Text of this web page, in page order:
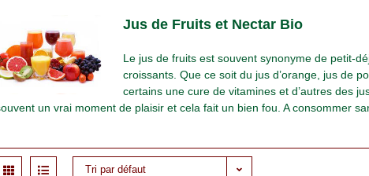
Jus de Fruits et Nectar Bio
Le jus de fruits est souvent synonyme de petit-
croissants. Que ce soit du jus d’orange, jus de
certains une cure de vitamines et d’autres des
un vrai moment de plaisir et cela fait un bien fou. A consommer
Tri par défaut